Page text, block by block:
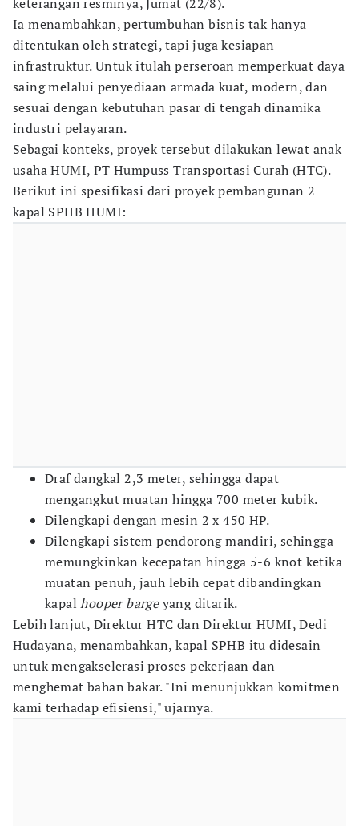
Ia menambahkan, pertumbuhan bisnis tak hanya
ditentukan oleh strategi, tapi juga kesiapan
infrastruktur. Untuk itulah perseroan memperkuat daya
saing melalui penyediaan armada kuat, modern, dan
sesuai dengan kebutuhan pasar di tengah dinamika
industri pelayaran.
Sebagai konteks, proyek tersebut dilakukan lewat anak
usaha HUMI, PT Humpuss Transportasi Curah (HTC).
Berikut ini spesifikasi dari proyek pembangunan 2
kapal SPHB HUMI:
Draf dangkal 2,3 meter, sehingga dapat
mengangkut muatan hingga 700 meter kubik.
Dilengkapi dengan mesin 2 x 450 HP.
Dilengkapi sistem pendorong mandiri, sehingga
memungkinkan kecepatan hingga 5-6 knot ketika
muatan penuh, jauh lebih cepat dibandingkan
kapalhooper bargeyang ditarik.
Lebih lanjut, Direktur HTC dan Direktur HUMI, Dedi
Hudayana, menambahkan, kapal SPHB itu didesain
untuk mengakselerasi proses pekerjaan dan
menghemat bahan bakar. "Ini menunjukkan komitmen
kami terhadap efisiensi," ujarnya.